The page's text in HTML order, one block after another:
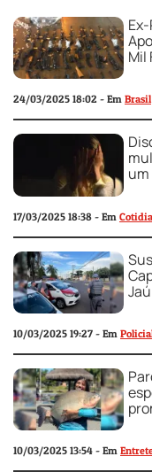
Mil
24/03/2025 18:02 - Em Brasil
17/03/2025 18:38 - Em
Jaú
10/03/2025 19:27 - Em
10/03/2025 13:54 - Em